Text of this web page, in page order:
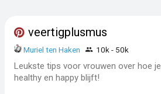
veertigplusmus
Muriel ten Haken 10k - 50k
Leukste tips voor vrouwen over hoe je
healthy en happy blijft!